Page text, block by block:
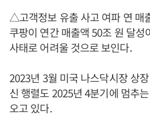
△고객정보 유출 사고 여파 연 매
쿠팡이 연간 매출액 50조 원 달성
사태로 어려울 것으로 보인다.
2023년 3월 미국 나스닥시장 상
신 행렬도 2025년 4분기에 멈추
오고 있다.